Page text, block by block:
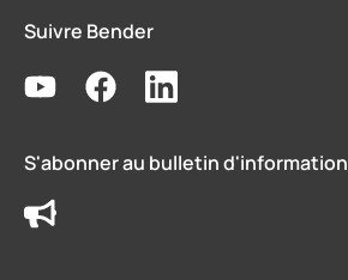
Suivre Bender
S'abonner au bulletin d'information